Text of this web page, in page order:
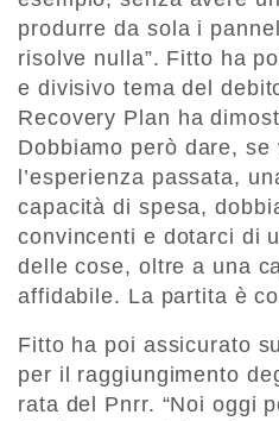
produrre da sola i
risolve nulla”. Fitto ha
e divisivo tema del
Recovery Plan ha
Dobbiamo però dare,
l’esperienza passata,
capacità di spesa,
convincenti e dotarci di
delle cose, oltre a una
affidabile. La partita è
Fitto ha poi assicurato
per il raggiungimento
rata del Pnrr. “Noi oggi